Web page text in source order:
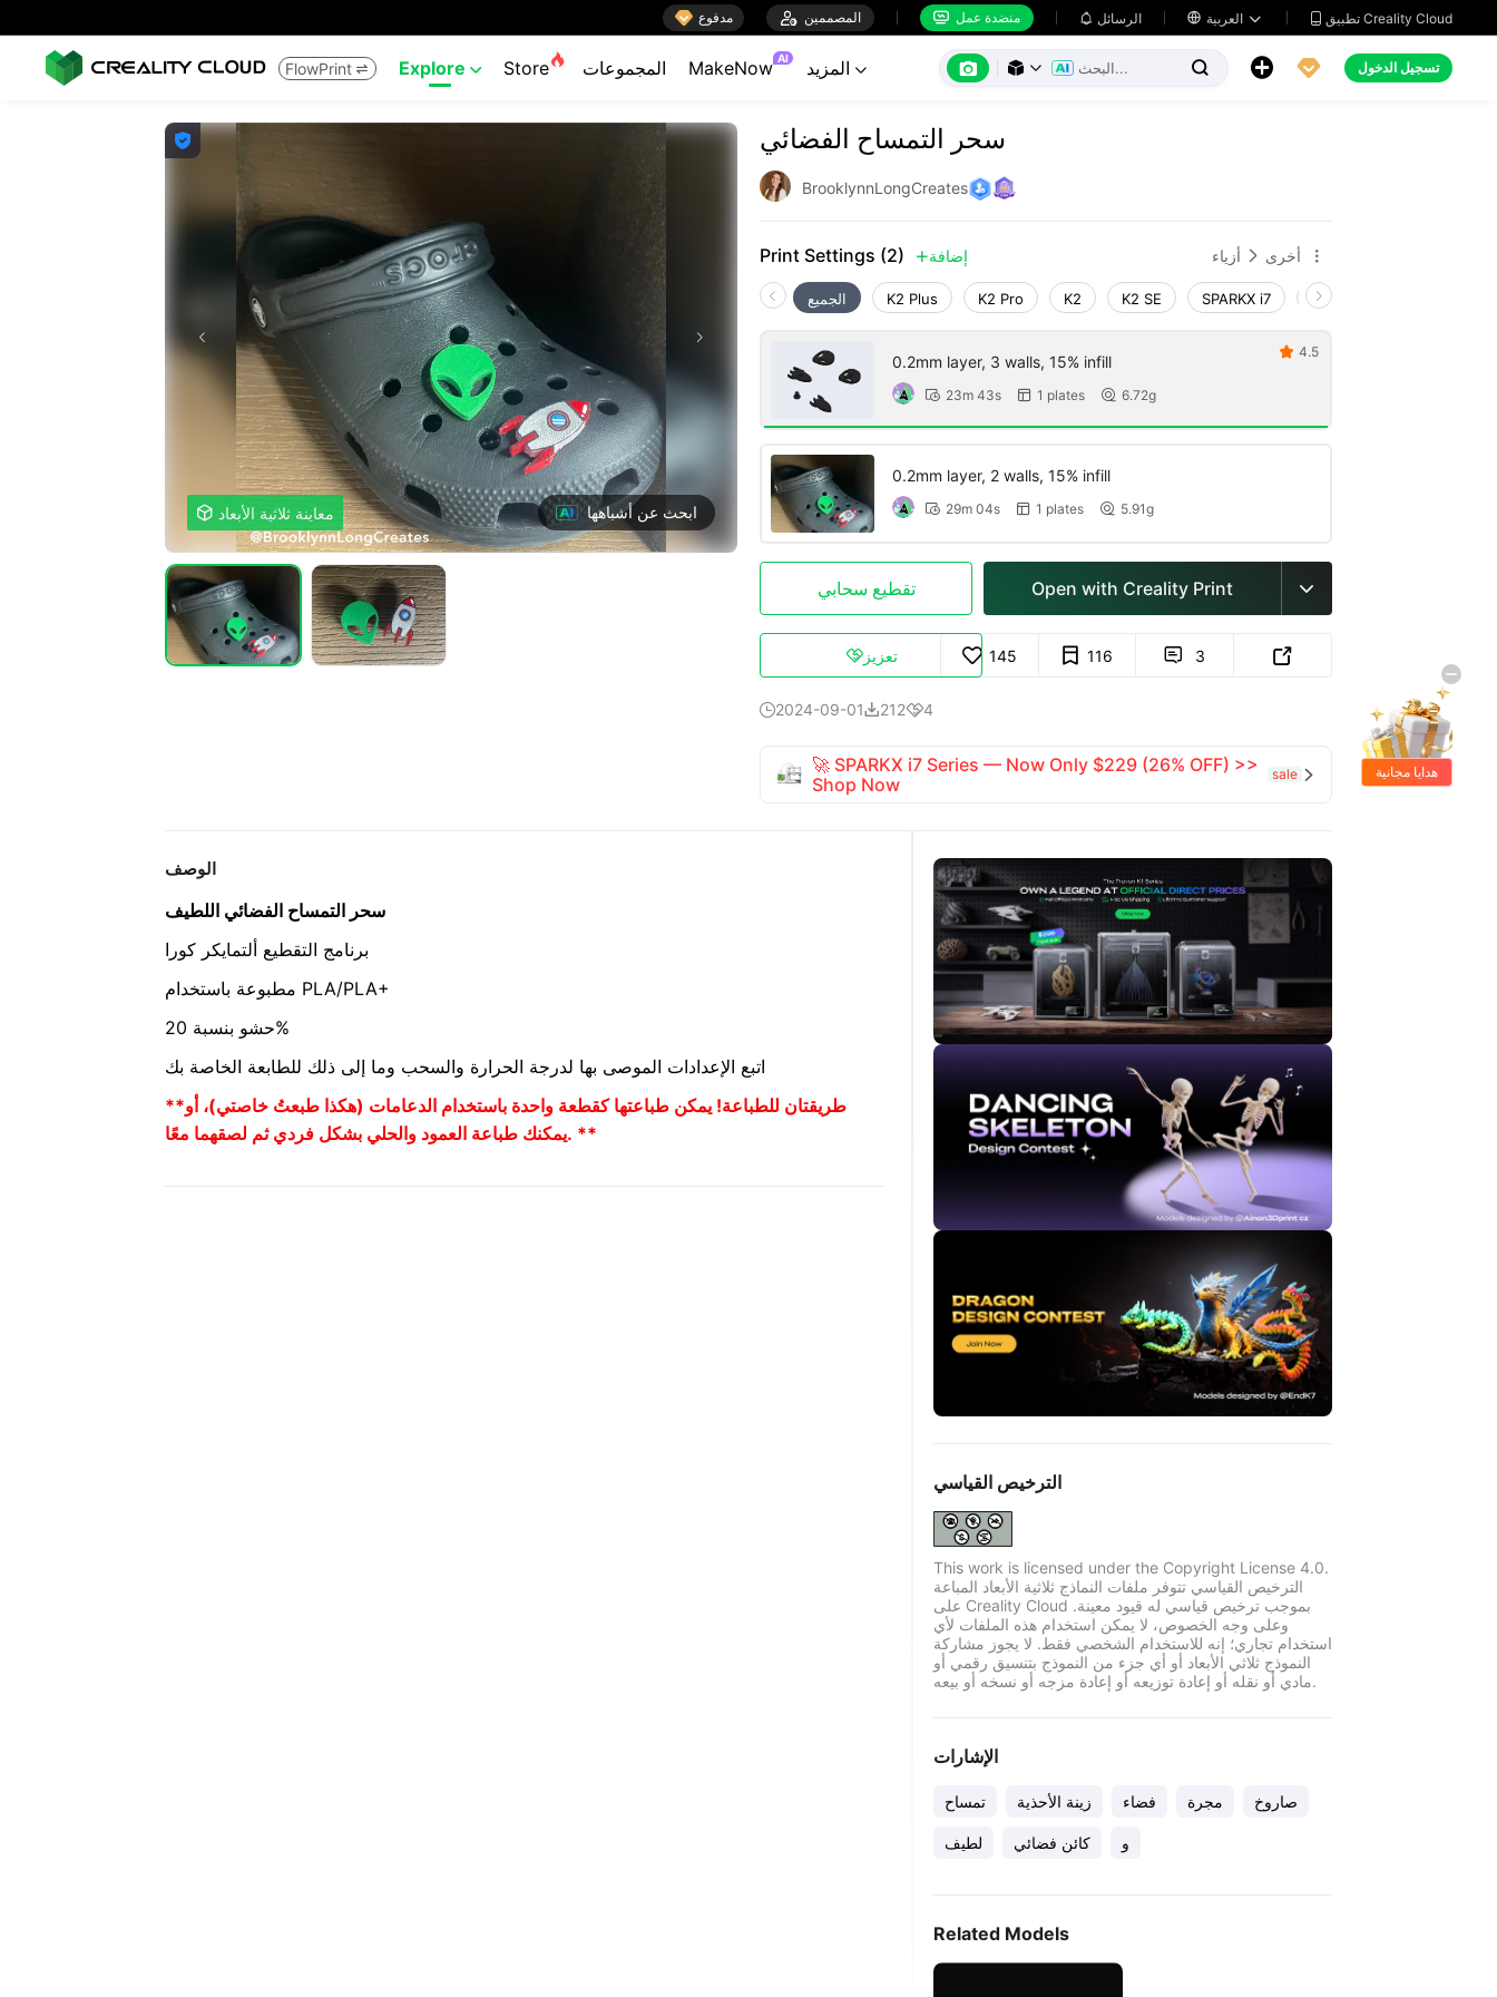
 مدفوع  المصممين  منضدة عمل  الرسائل    تطبيق Creality Cloud
FlowPrint  Explore  Store المجموعات MakeNow AI
       تسجيل الدخول

 معاينة ثلاثية الأبعاد ابحث عن أشباهها
سحر التمساح الفضائي
BrooklynnLongCreates
Print Settings (2)  إضافة أزياء  أخرى 
الجميع K2 Plus K2 Pro K2 K2 SE SPARKX i7 Creality Hi
0.2mm layer, 3 walls, 15% infill
 23m 43s  1 plates  6.72g
 4.5
0.2mm layer, 2 walls, 15% infill
 29m 04s  1 plates  5.91g
تقطيع سحابي Open with Creality Print 
تعزيز 145 116  3 
2024-09-012124
🚀 SPARKX i7 Series — Now Only $229 (26% OFF) >>
Shop Now
sale 
الوصف
سحر التمساح الفضائي اللطيف
برنامج التقطيع ألتمايكر كورا
مطبوعة باستخدام PLA/PLA+
حشو بنسبة 20%
اتبع الإعدادات الموصى بها لدرجة الحرارة والسحب وما إلى ذلك للطابعة الخاصة بك
**طريقتان للطباعة! يمكن طباعتها كقطعة واحدة باستخدام الدعامات (هكذا طبعتُ خاصتي)، أو
يمكنك طباعة العمود والحلي بشكل فردي ثم لصقهما معًا. **
الترخيص القياسي
This work is licensed under the Copyright License 4.0.
الترخيص القياسي تتوفر ملفات النماذج ثلاثية الأبعاد المباعة
على Creality Cloud بموجب ترخيص قياسي له قيود معينة.
وعلى وجه الخصوص، لا يمكن استخدام هذه الملفات لأي
استخدام تجاري؛ إنه للاستخدام الشخصي فقط. لا يجوز مشاركة
النموذج ثلاثي الأبعاد أو أي جزء من النموذج بتنسيق رقمي أو
مادي أو نقله أو إعادة توزيعه أو إعادة مزجه أو نسخه أو بيعه.
الإشارات
تمساح زينة الأحذية فضاء مجرة صاروخ
لطيف كائن فضائي و
Related Models
هدايا مجانية